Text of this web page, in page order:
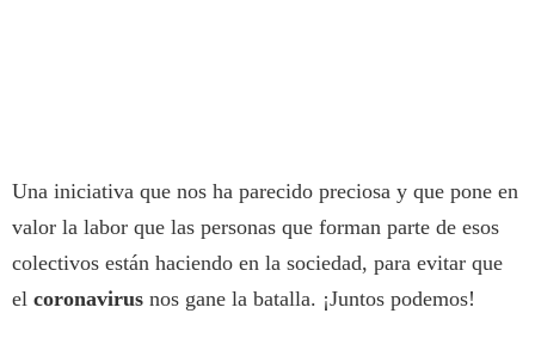
Una iniciativa que nos ha parecido preciosa y que pone en
valor la labor que las personas que forman parte de esos
colectivos están haciendo en la sociedad, para evitar que
el coronavirus nos gane la batalla. ¡Juntos podemos!